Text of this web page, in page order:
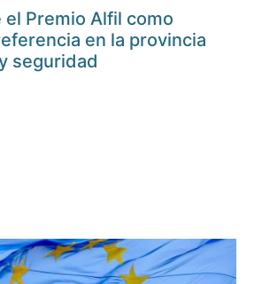
el Premio Alfil como
en la provincia
seguridad